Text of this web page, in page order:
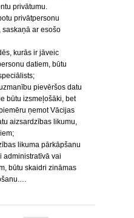
privātumu.
privātpersonu
ar esošo
kurās ir jāveic
datiem, būtu
pievēršos datu
būtu izsmeļošāki, bet
ņemot Vācijas
aizsardzības likumu,
likuma pārkāpšanu
administratīvā vai
būtu skaidri zināmas